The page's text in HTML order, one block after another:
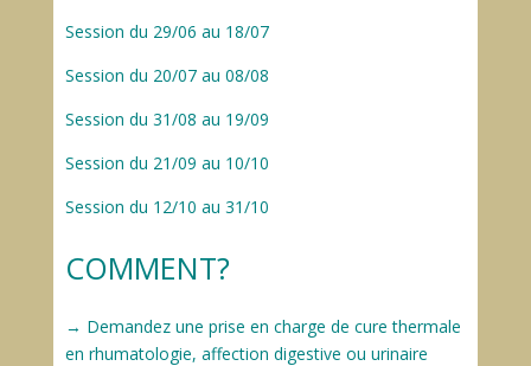
Session du 29/06 au 18/07
Session du 20/07 au 08/08
Session du 31/08 au 19/09
Session du 21/09 au 10/10
Session du 12/10 au 31/10
COMMENT?
→ Demandez une prise en charge de cure thermale
en rhumatologie, affection digestive ou urinaire